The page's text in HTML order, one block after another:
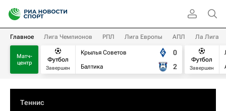
Главное Лига Чемпионов РПЛ Лига Европы АПЛ Ла Лига
Матч-
центр
Футбол
Завершен
Крылья Советов
Балтика
0
2
Футбол
Завершен
Теннис